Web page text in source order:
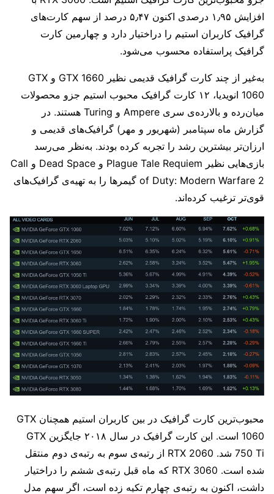
افزایش ۱٫۹۵ درصدی اکنون ۵٫۴۷ درصد از سهم کارت‌های
گرافیک کاربران استیم را دراختیار دارد و چهارمین کارت
گرافیک پراستفاده محسوب می‌شود.
به‌غیر از چند کارت گرافیک قدیمی نظیر GTX 1660 و GTX
1060 انویدیا، ۱۲ کارت گرافیک محبوب استیم جزو محصولات
میان‌رده و بالارده‌ی سری Ampere و Turing هستند. در
گزارش ماه سپتامبر (شهریور و مهر) گرافیک‌های قدیمی و
ارزان‌تر بیشترین رشد را تجربه کرده بودند. به‌نظر می‌رسد
بازی‌هایی نظیر Plague Tale Requiem و Dead Space و Call
of Duty: Modern Warfare 2 گیمرها را به تهیه‌ی گرافیک‌های
قوی‌تر ترغیب کرده‌اند.
محبوب‌ترین کارت گرافیک در بین کاربران استیم همچنان GTX
1060 است. این کارت گرافیک در سال ۲۰۱۸ جایگزین GTX
750 Ti شد. RTX 2060 از رتبه‌ی سوم به رتبه‌ی دوم منتقل
شده است. RTX 3060 که ماه قبل رتبه‌ی ششم را دراختیار
داشت، اکنون به رتبه‌ی چهارم تکیه زده است، اگر سهم مدل